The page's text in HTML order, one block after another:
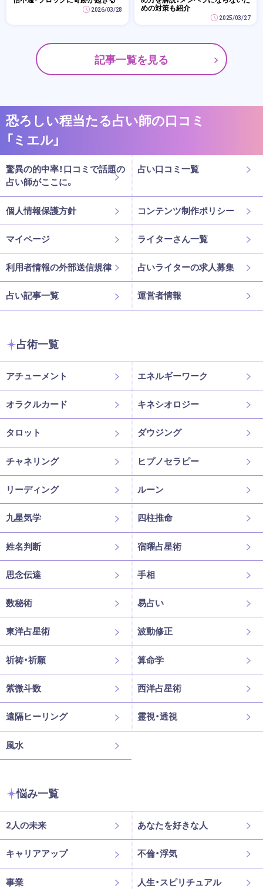
2026/03/28 めの対策も紹介
2025/03/27
記事一覧を見る
恐ろしい程当たる占い師の口コミ
「ミエル」
驚異の的中率！口コミで話題の
占い師がここに。
占い口コミ一覧
個人情報保護方針 コンテンツ制作ポリシー
マイページ ライターさん一覧
利用者情報の外部送信規律 占いライターの求人募集
占い記事一覧 運営者情報
占術一覧
アチューメント エネルギーワーク
オラクルカード キネシオロジー
タロット ダウジング
チャネリング ヒプノセラピー
リーディング ルーン
九星気学 四柱推命
姓名判断 宿曜占星術
思念伝達 手相
数秘術 易占い
東洋占星術 波動修正
祈祷・祈願 算命学
紫微斗数 西洋占星術
遠隔ヒーリング 霊視・透視
風水
悩み一覧
2人の未来 あなたを好きな人
キャリアアップ 不倫・浮気
事業 人生・スピリチュアル